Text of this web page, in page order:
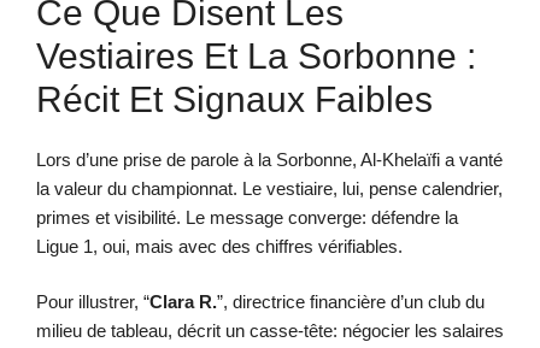
Ce Que Disent Les
Vestiaires Et La Sorbonne :
Récit Et Signaux Faibles
Lors d’une prise de parole à la Sorbonne, Al-Khelaïfi a vanté
la valeur du championnat. Le vestiaire, lui, pense calendrier,
primes et visibilité. Le message converge: défendre la
Ligue 1, oui, mais avec des chiffres vérifiables.
Pour illustrer, “Clara R.”, directrice financière d’un club du
milieu de tableau, décrit un casse-tête: négocier les salaires